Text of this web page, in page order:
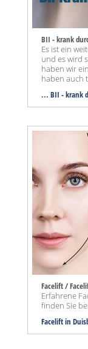
BII - krank
Es ist ein
und es wird
haben wir
haben auch
... BII - krank
Facelift /
Erfahrene
finden Sie
Facelift in